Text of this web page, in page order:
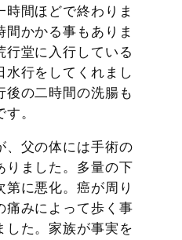
間ほどで終わりま
かかる事もありま
行堂に入行している
水行をしてくれまし
後の二時間の洗腸も
。
、父の体には手術の
りました。多量の下
第に悪化。癌が周り
痛みによって歩く事
した。家族が事実を